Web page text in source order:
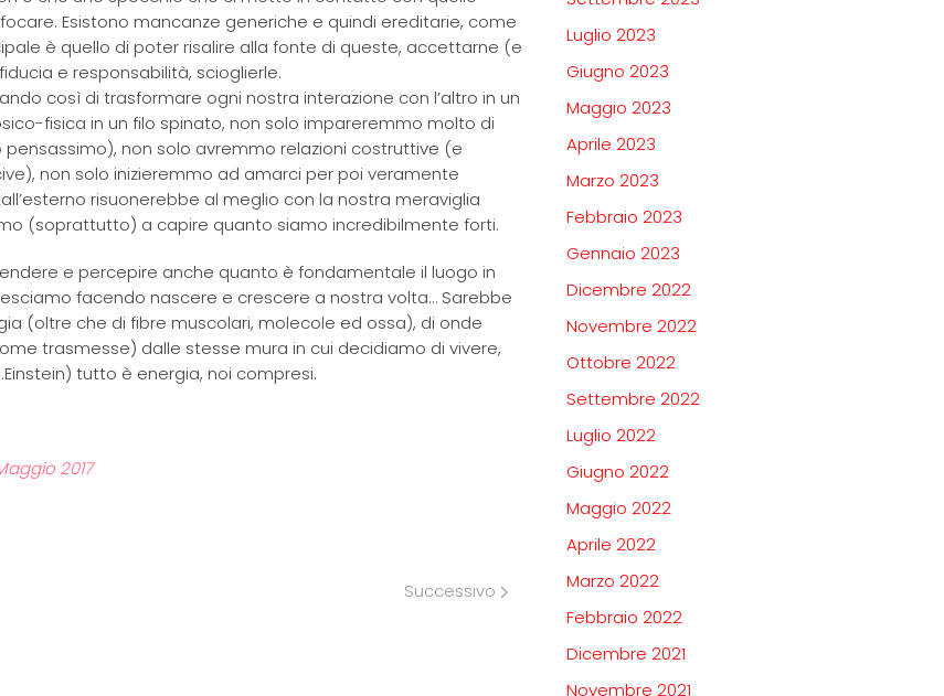
Esistono mancanze generiche e quindi ereditarie, come
è quello di poter risalire alla fonte di queste, accettarne (e
e responsabilità, scioglierle.
così di trasformare ogni nostra interazione con l’altro in un
fisica in un filo spinato, non solo impareremmo molto di
non solo avremmo relazioni costruttive (e
non solo inizieremmo ad amarci per poi veramente
risuonerebbe al meglio con la nostra meraviglia
(soprattutto) a capire quanto siamo incredibilmente forti.
e percepire anche quanto è fondamentale il luogo in
facendo nascere e crescere a nostra volta… Sarebbe
(oltre che di fibre muscolari, molecole ed ossa), di onde
trasmesse) dalle stesse mura in cui decidiamo di vivere,
tutto è energia, noi compresi.
2017
Successivo
Luglio 2023
Giugno 2023
Maggio 2023
Aprile 2023
Marzo 2023
Febbraio 2023
Gennaio 2023
Dicembre 2022
Novembre 2022
Ottobre 2022
Settembre 2022
Luglio 2022
Giugno 2022
Maggio 2022
Aprile 2022
Marzo 2022
Febbraio 2022
Dicembre 2021
Novembre 2021